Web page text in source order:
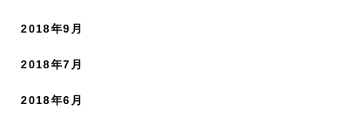
2018年9月
2018年7月
2018年6月